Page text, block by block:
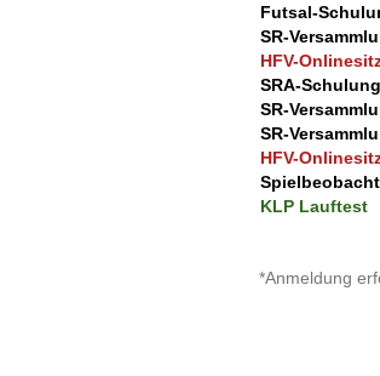
Futsal-
SR-
HFV-
SRA-
SR-
SR-
HFV-
KLP Lauftest
*Anmeldung